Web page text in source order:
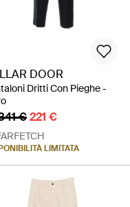
DOOR
Dritti Con Pieghe -
€221 €
LIMITATA